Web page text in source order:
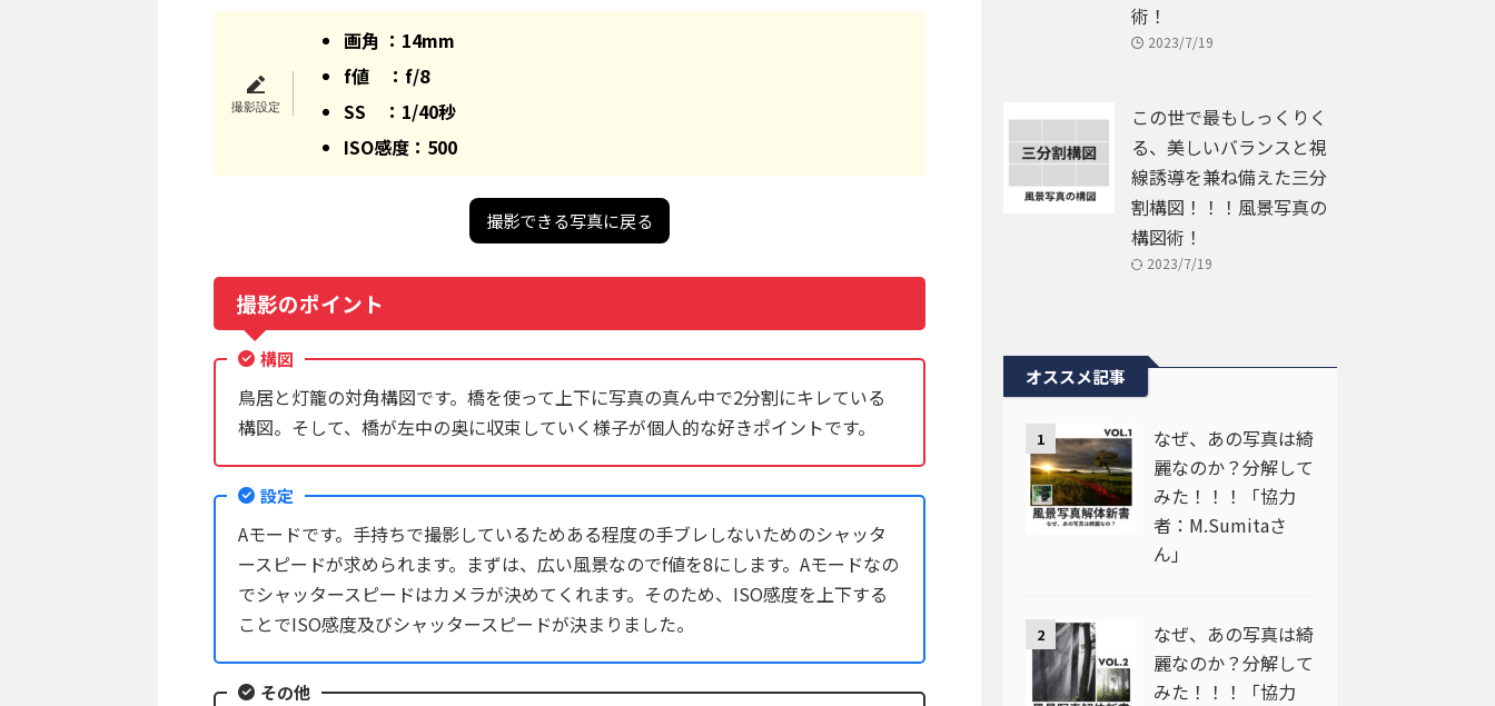
画角 ：14mm
f値 ：f/8
SS ：1/40秒
ISO感度：500
撮影できる写真に戻る
撮影のポイント
構図
鳥居と灯籠の対角構図です。橋を使って上下に写真の真ん中で2分割にキレている
構図。そして、橋が左中の奥に収束していく様子が個人的な好きポイントです。
設定
Aモードです。手持ちで撮影しているためある程度の手ブレしないためのシャッタ
ースピードが求められます。まずは、広い風景なのでf値を8にします。Aモードなの
でシャッタースピードはカメラが決めてくれます。そのため、ISO感度を上下する
ことでISO感度及びシャッタースピードが決まりました。
その他
術！
2023/7/19
この世で最もしっくりく
る、美しいバランスと視
線誘導を兼ね備えた三分
割構図！！！風景写真の
構図術！
2023/7/19
オススメ記事
1
なぜ、あの写真は綺
麗なのか？分解して
みた！！！「協力
者：M.Sumitaさ
ん」
2
なぜ、あの写真は綺
麗なのか？分解して
みた！！！「協力